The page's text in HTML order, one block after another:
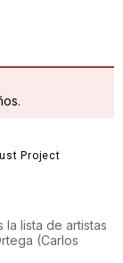
lista de artistas
(Carlos